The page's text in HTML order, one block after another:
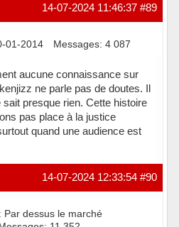
#89
14-07-2024 11:46:37
01-2014 Messages: 4 087
aucune connaissance sur
ne parle pas de doutes. Il
presque rien. Cette histoire
pas place à la justice
quand une audience est
#90
14-07-2024 12:33:54
Par dessus le marché